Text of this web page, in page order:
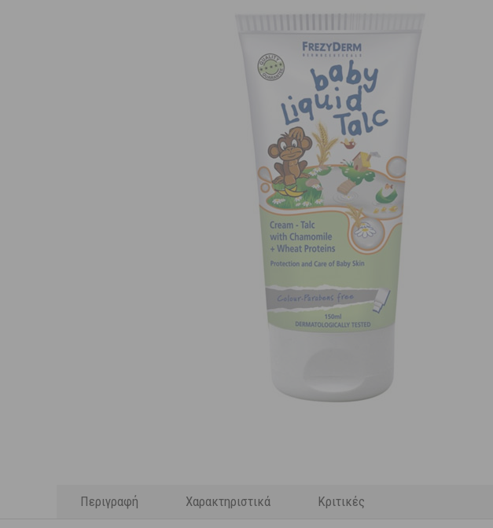
Περιγραφή Χαρακτηριστικά Κριτικές